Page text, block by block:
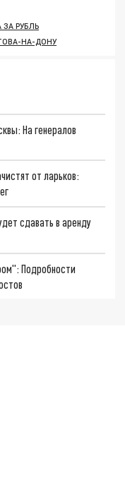
ЗА РУБЛЬ
НА-ДОНУ
На генералов
от ларьков:
сдавать в аренду
Подробности